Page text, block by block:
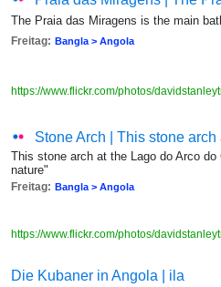
The Praia das Miragens is the main
Freitag: Bangla > Angola
https://www.flickr.com/photos/
Stone Arch | This stone arch
This stone arch at the Lago do Arco
nature"
Freitag: Bangla > Angola
https://www.flickr.com/photos/
Die Kubaner in Angola | ila